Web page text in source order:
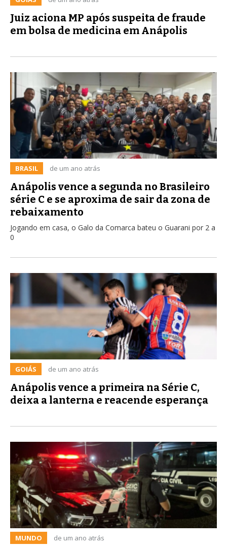
Juiz aciona MP após suspeita de fraude
em bolsa de medicina em Anápolis
BRASIL de um ano atrás
Anápolis vence a segunda no Brasileiro
série C e se aproxima de sair da zona de
rebaixamento
Jogando em casa, o Galo da Comarca bateu o Guarani por 2 a
0
GOIÁS de um ano atrás
Anápolis vence a primeira na Série C,
deixa a lanterna e reacende esperança
MUNDO de um ano atrás